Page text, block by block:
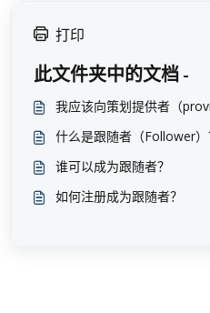
打印
此文件夹中的文档 -
我应该向策划提供者（
什么是跟随者（Follower）
谁可以成为跟随者？
如何注册成为跟随者？